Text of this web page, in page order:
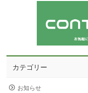
カテゴリー
お知らせ